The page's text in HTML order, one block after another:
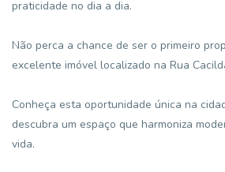
praticidade no dia a dia.
Não perca a chance de ser o primeiro
excelente imóvel localizado na Rua
Conheça esta oportunidade única na
descubra um espaço que harmoniza
vida.